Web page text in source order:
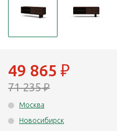
49 865 ₽
71 235₽
Москва
Новосибирск